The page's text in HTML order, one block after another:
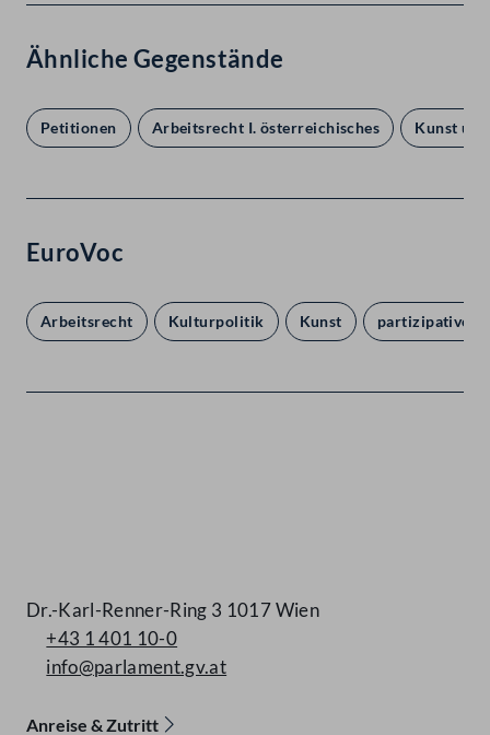
Ähnliche Gegenstände
Petitionen Arbeitsrecht I. österreichisches Kunst
EuroVoc
Arbeitsrecht Kulturpolitik Kunst partizipative
Dr.-Karl-Renner-Ring 3 1017 Wien
+43 1 401 10-0
info@parlament.gv.at
Anreise & Zutritt